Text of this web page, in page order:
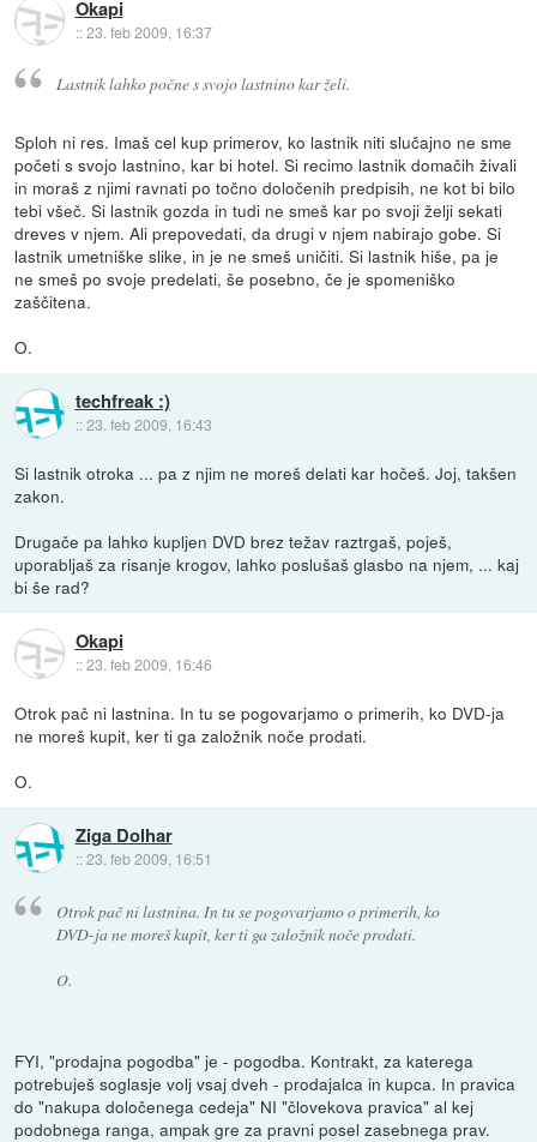
Okapi
::23. feb 2009, 16:37
Lastnik lahko počne s svojo lastnino kar želi.
Sploh ni res. Imaš cel kup primerov, ko lastnik niti slučajno ne sme
početi s svojo lastnino, kar bi hotel. Si recimo lastnik domačih živali
in moraš z njimi ravnati po točno določenih predpisih, ne kot bi bilo
tebi všeč. Si lastnik gozda in tudi ne smeš kar po svoji želji sekati
dreves v njem. Ali prepovedati, da drugi v njem nabirajo gobe. Si
lastnik umetniške slike, in je ne smeš uničiti. Si lastnik hiše, pa je
ne smeš po svoje predelati, še posebno, če je spomeniško
zaščitena.
O.
techfreak :)
::23. feb 2009, 16:43
Si lastnik otroka ... pa z njim ne moreš delati kar hočeš. Joj, takšen
zakon.
Drugače pa lahko kupljen DVD brez težav raztrgaš, poješ,
uporabljaš za risanje krogov, lahko poslušaš glasbo na njem, ... kaj
bi še rad?
Okapi
::23. feb 2009, 16:46
Otrok pač ni lastnina. In tu se pogovarjamo o primerih, ko DVD-ja
ne moreš kupit, ker ti ga založnik noče prodati.
O.
Ziga Dolhar
::23. feb 2009, 16:51
Otrok pač ni lastnina. In tu se pogovarjamo o primerih, ko
DVD-ja ne moreš kupit, ker ti ga založnik noče prodati.
O.
FYI, "prodajna pogodba" je - pogodba. Kontrakt, za katerega
potrebuješ soglasje volj vsaj dveh - prodajalca in kupca. In pravica
do "nakupa določenega cedeja" NI "človekova pravica" al kej
podobnega ranga, ampak gre za pravni posel zasebnega prav.